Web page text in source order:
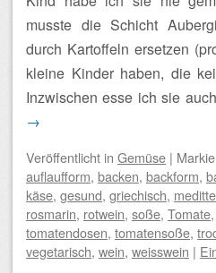
musste die Schicht
durch Kartoffeln ersetzen
kleine Kinder haben, die
Inzwischen esse ich sie
→
Veröffentlicht in Gemüse |
auflaufform, backen, backform,
käse, gesund, griechisch,
rosmarin, rotwein, soße, Tomate,
tomatendosen, tomatensoße,
vegetarisch, wein, weisswein |